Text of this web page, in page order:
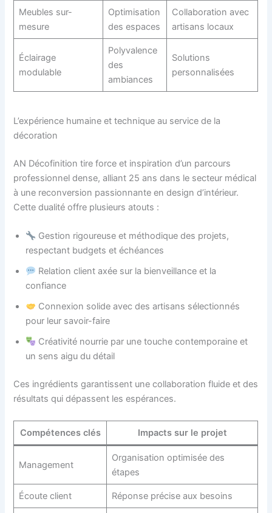
Meubles sur-
mesure
Optimisation
des espaces
Collaboration avec
artisans locaux
Éclairage
modulable
Polyvalence
des
ambiances
Solutions
personnalisées
L’expérience humaine et technique au service de la
décoration
AN Décofinition tire force et inspiration d’un parcours
professionnel dense, alliant 25 ans dans le secteur médical
à une reconversion passionnante en design d’intérieur.
Cette dualité offre plusieurs atouts :
Gestion rigoureuse et méthodique des projets,
respectant budgets et échéances
Relation client axée sur la bienveillance et la
confiance
Connexion solide avec des artisans sélectionnés
pour leur savoir-faire
Créativité nourrie par une touche contemporaine et
un sens aigu du détail
Ces ingrédients garantissent une collaboration fluide et des
résultats qui dépassent les espérances.
Compétences clés Impacts sur le projet
Management
Organisation optimisée des
étapes
Écoute client Réponse précise aux besoins